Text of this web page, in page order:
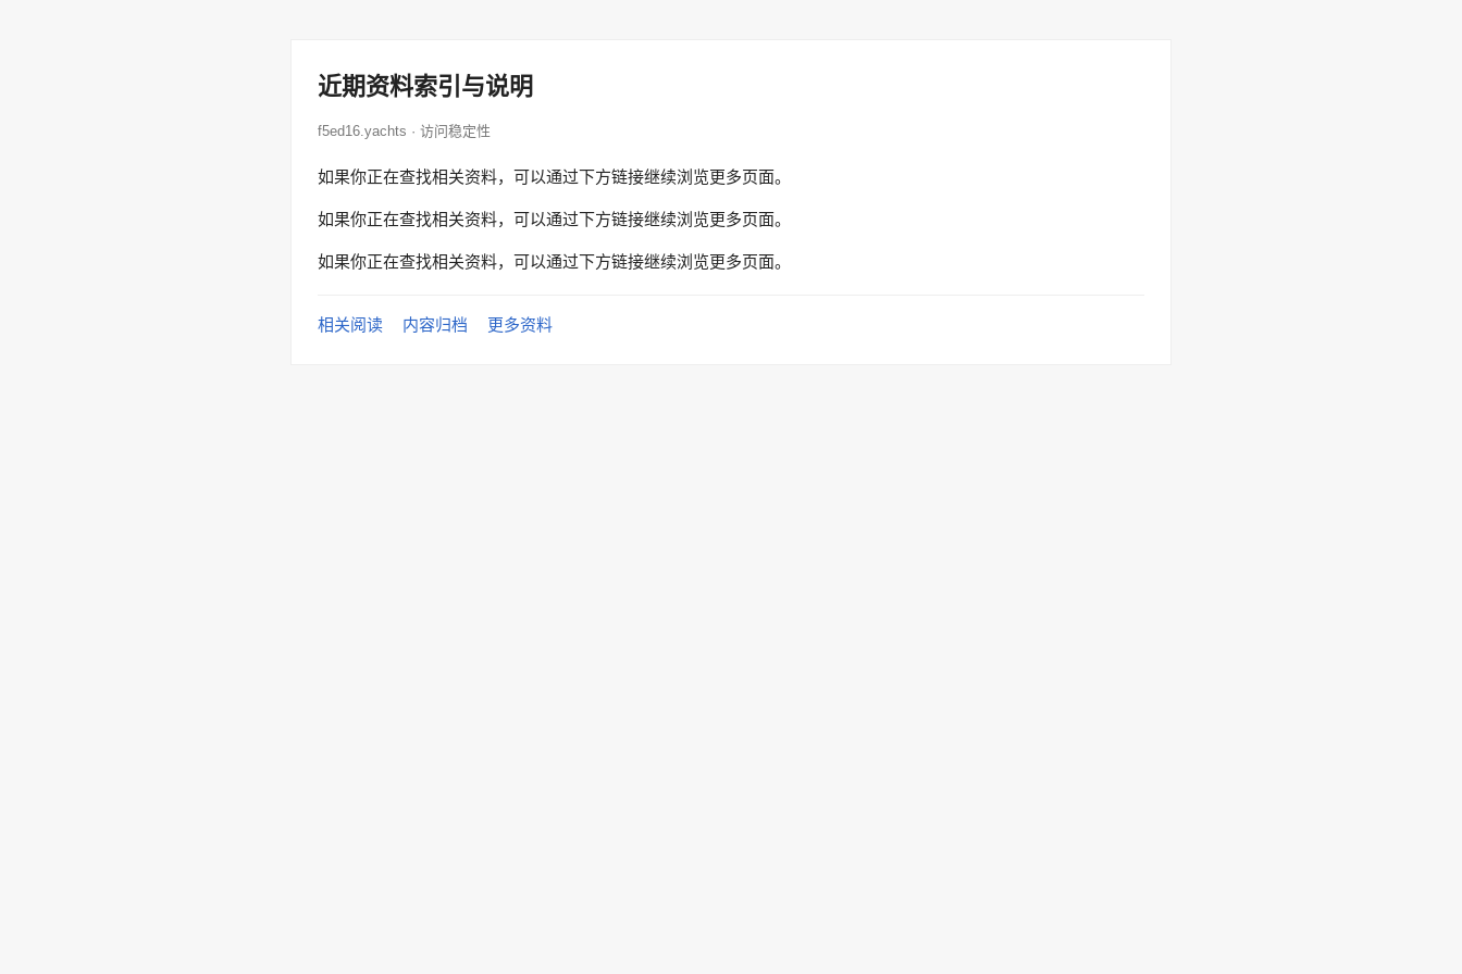
近期资料索引与说明
f5ed16.yachts · 访问稳定性
如果你正在查找相关资料，可以通过下方链接继续浏览更多页面。
如果你正在查找相关资料，可以通过下方链接继续浏览更多页面。
如果你正在查找相关资料，可以通过下方链接继续浏览更多页面。
相关阅读 内容归档 更多资料